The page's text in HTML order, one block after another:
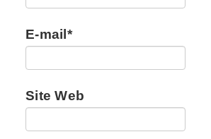
E-mail *
Site Web